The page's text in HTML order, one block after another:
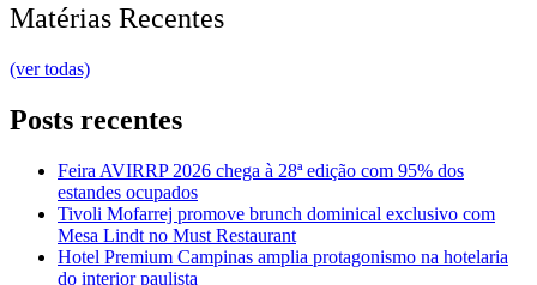
Matérias Recentes
(ver todas)
Posts recentes
Feira AVIRRP 2026 chega à 28ª edição com 95% dos
estandes ocupados
Tivoli Mofarrej promove brunch dominical exclusivo com
Mesa Lindt no Must Restaurant
Hotel Premium Campinas amplia protagonismo na hotelaria
do interior paulista